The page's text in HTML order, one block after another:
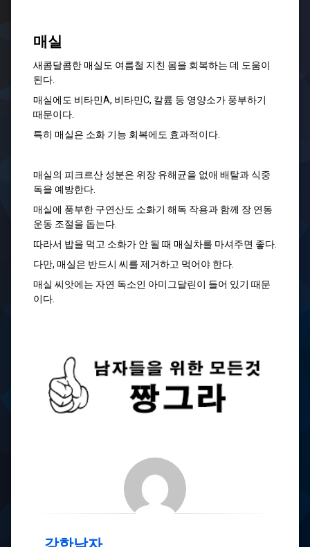
매실
새콤달콤한 매실도 여름철 지친 몸을 회복하는 데 도움이
된다.
매실에도 비타민A, 비타민C, 칼륨 등 영양소가 풍부하기
때문이다.
특히 매실은 소화 기능 회복에도 효과적이다.
매실의 피크르산 성분은 위장 유해균을 없애 배탈과 식중
독을 예방한다.
매실에 풍부한 구연산도 소화기 해독 작용과 함께 장 연동
운동 조절을 돕는다.
따라서 밥을 먹고 소화가 안 될 때 매실차를 마셔주면 좋다.
다만, 매실은 반드시 씨를 제거하고 먹어야 한다.
매실 씨앗에는 자연 독소인 아미그달린이 들어 있기 때문
이다.